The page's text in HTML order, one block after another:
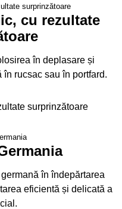
surprinzătoare
cu rezultate
în deplasare și
rucsac sau în portfard.
surprinzătoare
în îndepărtarea
eficientă și delicată a